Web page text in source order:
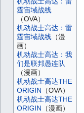
霆宙域战线
（OVA）
机动战士高达：雷
霆宙域战线（漫
画）
机动战士高达：我
们是联邦愚连队
（漫画）
机动战士高达THE
ORIGIN （OVA）
机动战士高达THE
ORIGIN （漫画）